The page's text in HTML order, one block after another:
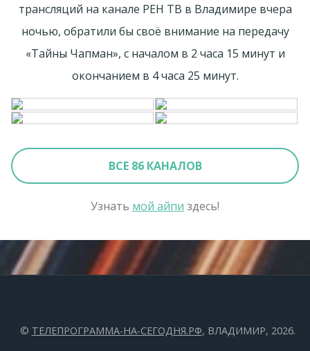
трансляций на канале РЕН ТВ в Владимире вчера
ночью, обратили бы своё внимание на передачу
«Тaйны Чапман», с началом в 2 часа 15 минут и
окончанием в 4 часа 25 минут.
ВСЕ 86 КАНАЛОВ
Узнать мой айпи здесь!
© ТЕЛЕПРОГРАММА-НА-СЕГОДНЯ.РФ, ВЛАДИМИР, 2026.